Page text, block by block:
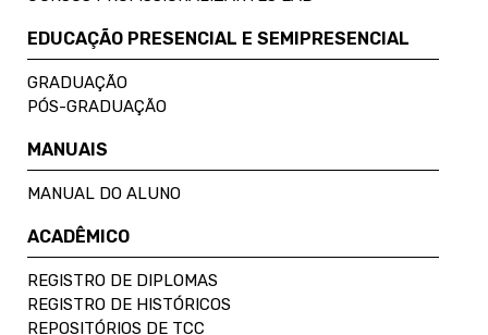
EDUCAÇÃO PRESENCIAL E SEMIPRESENCIAL
GRADUAÇÃO
PÓS-GRADUAÇÃO
MANUAIS
MANUAL DO ALUNO
ACADÊMICO
REGISTRO DE DIPLOMAS
REGISTRO DE HISTÓRICOS
REPOSITÓRIOS DE TCC